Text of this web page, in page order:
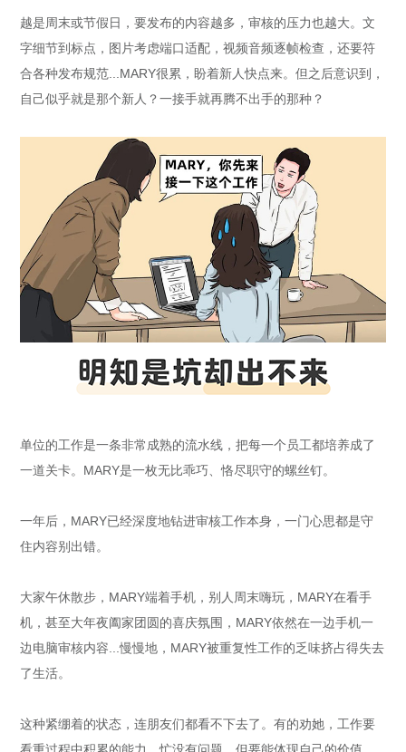
越是周末或节假日，要发布的内容越多，审核的压力也越大。文
字细节到标点，图片考虑端口适配，视频音频逐帧检查，还要符
合各种发布规范...MARY很累，盼着新人快点来。但之后意识到，
自己似乎就是那个新人？一接手就再腾不出手的那种？
单位的工作是一条非常成熟的流水线，把每一个员工都培养成了
一道关卡。MARY是一枚无比乖巧、恪尽职守的螺丝钉。
一年后，MARY已经深度地钻进审核工作本身，一门心思都是守
住内容别出错。
大家午休散步，MARY端着手机，别人周末嗨玩，MARY在看手
机，甚至大年夜阖家团圆的喜庆氛围，MARY依然在一边手机一
边电脑审核内容...慢慢地，MARY被重复性工作的乏味挤占得失去
了生活。
这种紧绷着的状态，连朋友们都看不下去了。有的劝她，工作要
看重过程中积累的能力，忙没有问题，但要能体现自己的价值